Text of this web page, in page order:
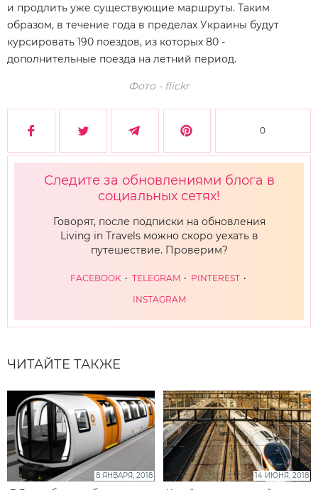
и продлить уже существующие маршруты. Таким
образом, в течение года в пределах Украины будут
курсировать 190 поездов, из которых 80 -
дополнительные поезда на летний период.
Фото - flickr
0
Следите за обновлениями блога в
социальных сетях!
Говорят, после подписки на обновления
Living in Travels можно скоро уехать в
путешествие. Проверим?
FACEBOOK TELEGRAM
PINTEREST
INSTAGRAM
ЧИТАЙТЕ ТАКЖЕ
8 ЯНВАРЯ, 2018 14 ИЮНЯ, 2018